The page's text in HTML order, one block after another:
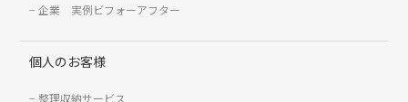
企業 実例ビフォーアフター
個人のお客様
整理収納サービス